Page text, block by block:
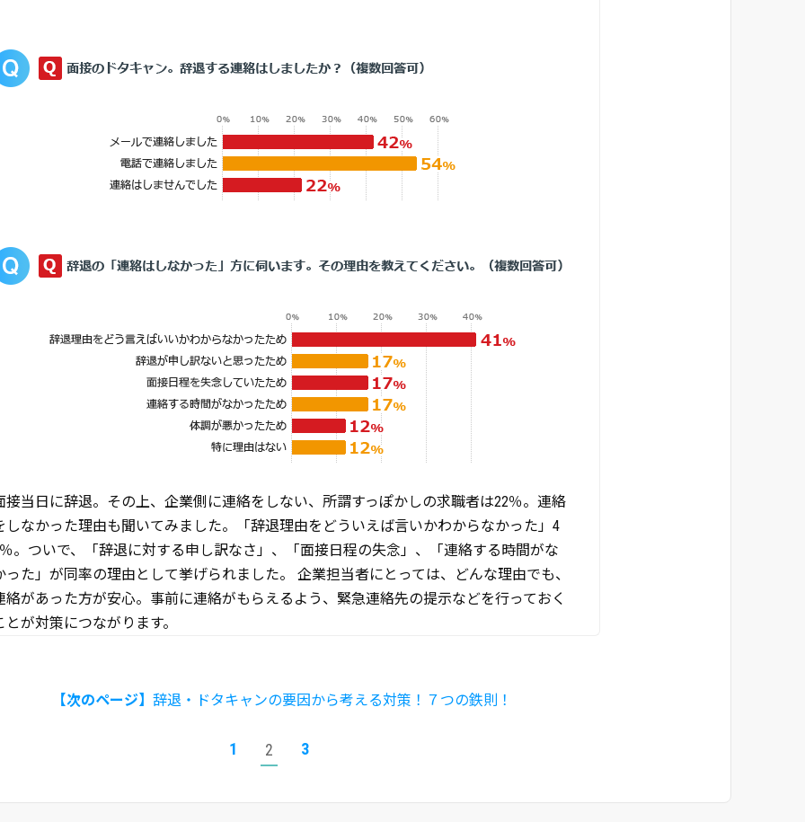
接当日に辞退。その上、企業側に連絡をしない、所謂すっぽかしの求職者は22％。連絡
しなかった理由も聞いてみました。「辞退理由をどういえば言いかわからなかった」4
。ついで、「辞退に対する申し訳なさ」、「面接日程の失念」、「連絡する時間がな
った」が同率の理由として挙げられました。 企業担当者にとっては、どんな理由でも、
絡があった方が安心。事前に連絡がもらえるよう、緊急連絡先の提示などを行っておく
とが対策につながります。
【次のページ】 辞退・ドタキャンの要因から考える対策！７つの鉄則！
1 2 3